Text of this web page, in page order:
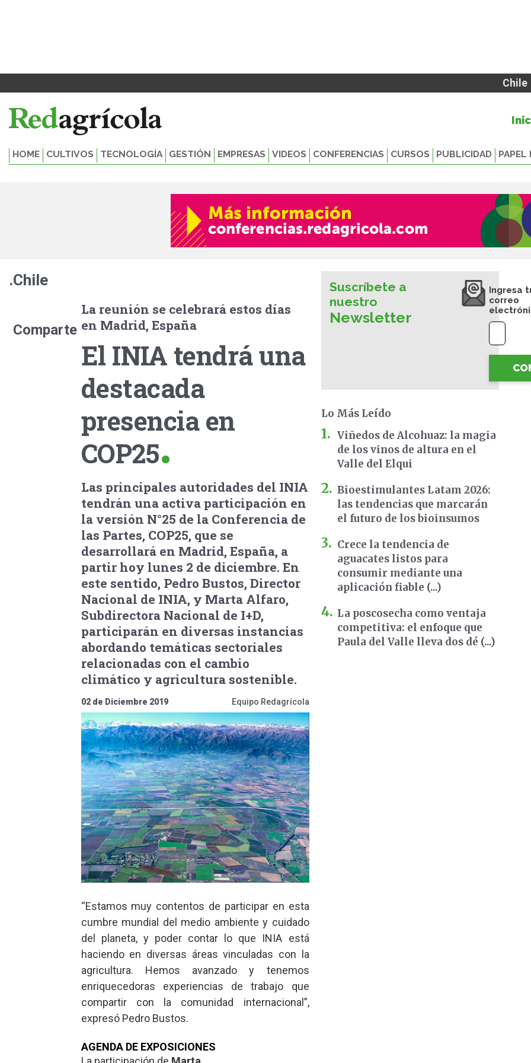
Chile
HOME CULTIVOS TECNOLOGÍA GESTIÓN EMPRESAS VIDEOS CONFERENCIAS CURSOS PUBLICIDAD PAPEL
.Chile
Comparte
La reunión se celebrará estos días
en Madrid, España
El INIA tendrá una
destacada
presencia en
COP25
Las principales autoridades del INIA
tendrán una activa participación en
la versión N°25 de la Conferencia de
las Partes, COP25, que se
desarrollará en Madrid, España, a
partir hoy lunes 2 de diciembre. En
este sentido, Pedro Bustos, Director
Nacional de INIA, y Marta Alfaro,
Subdirectora Nacional de I+D,
participarán en diversas instancias
abordando temáticas sectoriales
relacionadas con el cambio
climático y agricultura sostenible.
02 de Diciembre 2019 Equipo Redagrícola
“Estamos muy contentos de participar en esta
cumbre mundial del medio ambiente y cuidado
del planeta, y poder contar lo que INIA está
haciendo en diversas áreas vinculadas con la
agricultura. Hemos avanzado y tenemos
enriquecedoras experiencias de trabajo que
compartir con la comunidad internacional”,
expresó Pedro Bustos.
AGENDA DE EXPOSICIONES
Suscríbete a
nuestro
Newsletter
Ingresa
correo
Lo Más Leído
Viñedos de Alcohuaz: la magia
de los vinos de altura en el
Valle del Elqui
Bioestimulantes Latam 2026:
las tendencias que marcarán
el futuro de los bioinsumos
Crece la tendencia de
aguacates listos para
consumir mediante una
aplicación fiable (...)
La poscosecha como ventaja
competitiva: el enfoque que
Paula del Valle lleva dos dé (...)